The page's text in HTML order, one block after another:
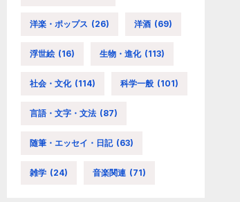
洋楽・ポップス (26) 洋酒 (69)
浮世絵 (16) 生物・進化 (113)
社会・文化 (114) 科学一般 (101)
言語・文字・文法 (87)
随筆・エッセイ・日記 (63)
雑学 (24) 音楽関連 (71)